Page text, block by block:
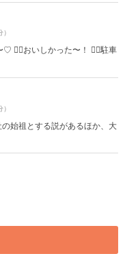
☝🏻おいしかった〜！ ☝🏻駐車
始祖とする説があるほか、大